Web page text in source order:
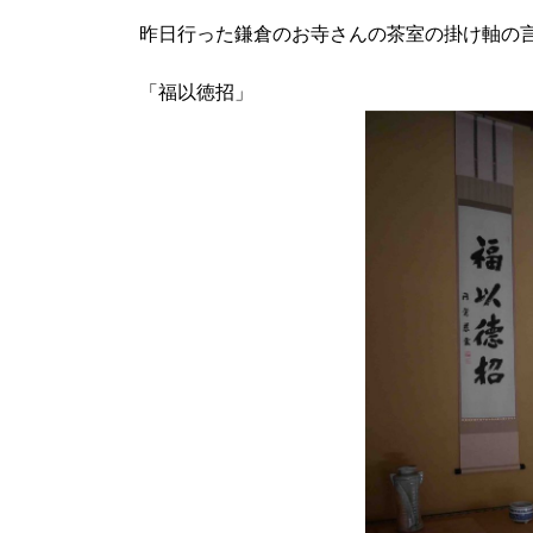
昨日行った鎌倉のお寺さんの茶室の掛け軸の
「福以徳招」